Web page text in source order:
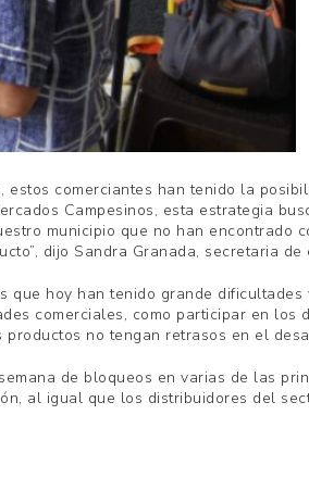
comerciantes han tenido la
Campesinos, esta estrategia
municipio que no han
dijo Sandra Granada, secretaria de
hoy han tenido grande
comerciales, como participar en
no tengan retrasos en el
de bloqueos en varias de las
al igual que los distribuidores del